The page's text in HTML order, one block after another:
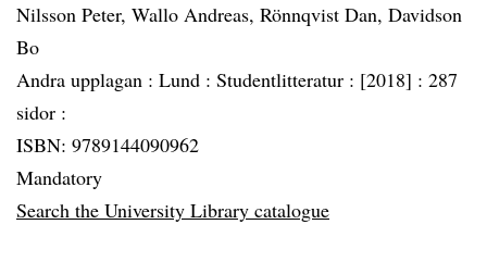
Nilsson Peter, Wallo Andreas, Rönnqvist Dan, Davidson
Bo
Andra upplagan : Lund : Studentlitteratur : [2018] : 287
sidor :
ISBN: 9789144090962
Mandatory
Search the University Library catalogue